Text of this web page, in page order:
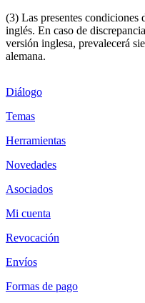
(3) Las presentes condiciones
inglés. En caso de
versión inglesa, prevalecerá
alemana.
Diálogo
Temas
Herramientas
Novedades
Asociados
Mi cuenta
Revocación
Envíos
Formas de pago